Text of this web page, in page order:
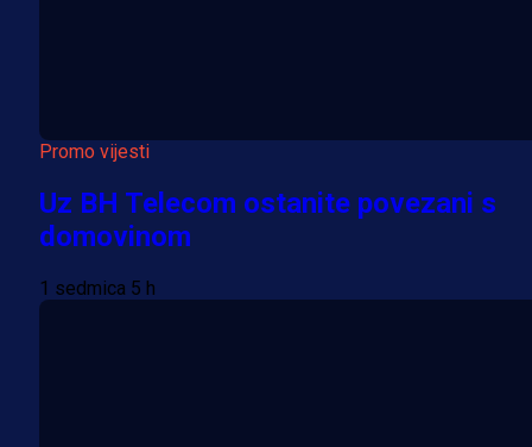
Promo vijesti
Uz BH Telecom ostanite povezani s
domovinom
1 sedmica 5 h